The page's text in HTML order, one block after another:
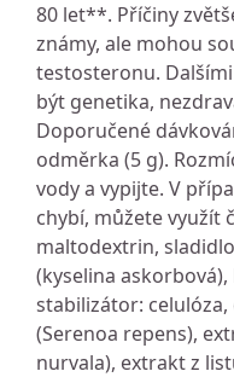
80 let**. Příčiny
známy, ale mohou
testosteronu.
být genetika,
Doporučené
odměrka (5 g).
vody a vypijte. V
chybí, můžete využít
maltodextrin,
(kyselina
stabilizátor:
(Serenoa repens),
nurvala), extrakt z